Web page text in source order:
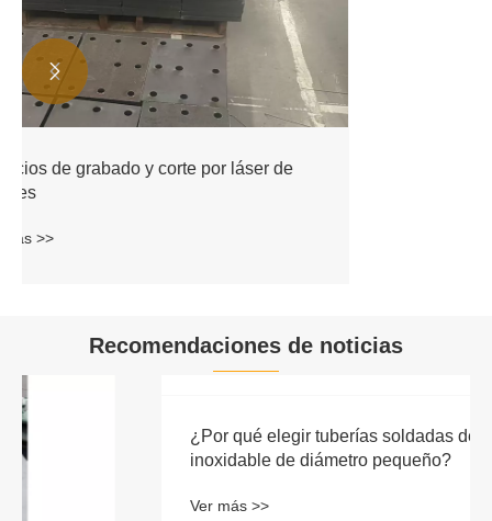
Corte por láser de acero inoxidable


Recomendaciones de noticias